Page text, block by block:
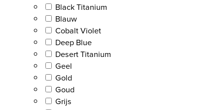
Black Titanium
Blauw
Cobalt Violet
Deep Blue
Desert Titanium
Geel
Gold
Goud
Grijs